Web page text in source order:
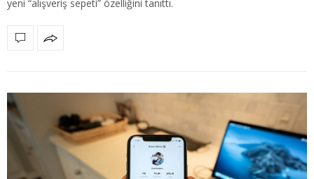
yeni “alışveriş sepeti” özelliğini tanıttı.